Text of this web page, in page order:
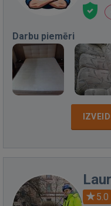
Darbu piemēri
5.0